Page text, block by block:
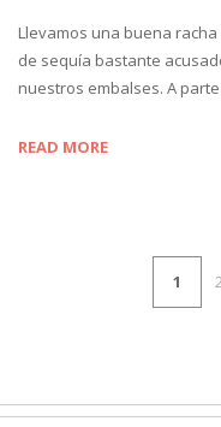
Llevamos una buena
de sequía bastante
nuestros embalses. A
READ MORE
1